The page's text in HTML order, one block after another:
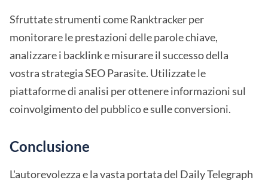
Sfruttate strumenti come Ranktracker per
monitorare le prestazioni delle parole chiave,
analizzare i backlink e misurare il successo della
vostra strategia SEO Parasite. Utilizzate le
piattaforme di analisi per ottenere informazioni sul
coinvolgimento del pubblico e sulle conversioni.
Conclusione
L'autorevolezza e la vasta portata del Daily Telegraph